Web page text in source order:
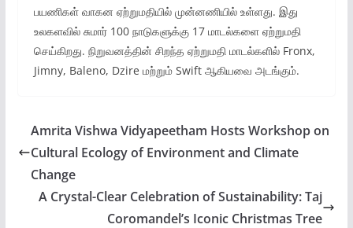
பயணிகள் வாகன ஏற்றுமதியில் முன்னணியில் உள்ளது. இது
உலகளவில் சுமார் 100 நாடுகளுக்கு 17 மாடல்களை ஏற்றுமதி
செய்கிறது. நிறுவனத்தின் சிறந்த ஏற்றுமதி மாடல்களில் Fronx,
Jimny, Baleno, Dzire மற்றும் Swift ஆகியவை அடங்கும்.
Amrita Vishwa Vidyapeetham Hosts Workshop on
Cultural Ecology of Environment and Climate
Change
A Crystal-Clear Celebration of Sustainability: Taj
Coromandel’s Iconic Christmas Tree